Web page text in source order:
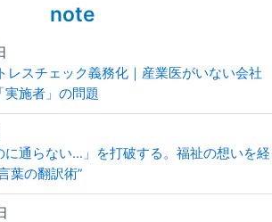
note
レスチェック義務化｜産業医がいない会社
実施者」の問題
に通らない…」を打破する。福祉の想いを経
葉の翻訳術”